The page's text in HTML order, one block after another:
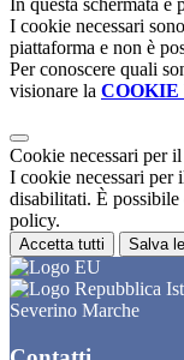
In questa schermata è
I cookie necessari
piattaforma e non è
Per conoscere quali
visionare la
Cookie necessari per
I cookie necessari per
disabilitati. È
policy.
Accetta tutti Salva
Severino Marche